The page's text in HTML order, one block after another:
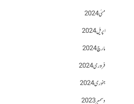
مئی 2024
اپریل 2024
مارچ 2024
فروری 2024
جنوری 2024
دسمبر 2023